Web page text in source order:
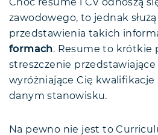
Choć resume i CV odnoszą
zawodowego, to jednak
przedstawienia takich
formach. Resume to krótkie
streszczenie przedstawiające
wyróżniające Cię
danym stanowisku.
Na pewno nie jest to